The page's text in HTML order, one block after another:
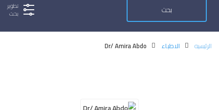
تطوير
بحث
الرئيسيه الاطباء Dr/ Amira Abdo